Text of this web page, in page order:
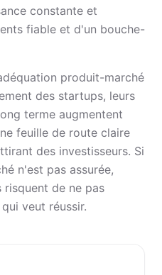
constante et
fiable et d'un bouche-
produit-marché
des startups, leurs
terme augmentent
feuille de route claire
des investisseurs. Si
n'est pas assurée,
risquent de ne pas
veut réussir.